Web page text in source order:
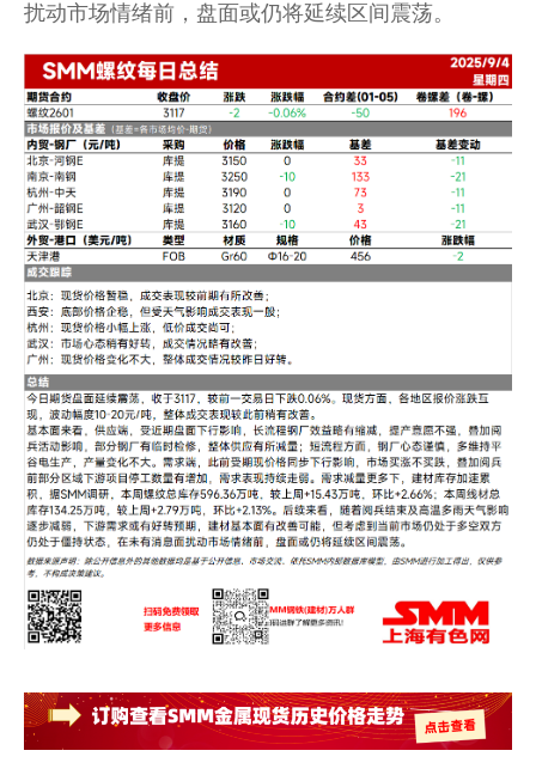
扰动市场情绪前，盘面或仍将延续区间震荡。